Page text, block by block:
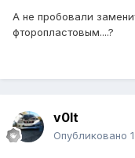
А не пробовали
фторопластовым....?
v0lt
Опубликовано